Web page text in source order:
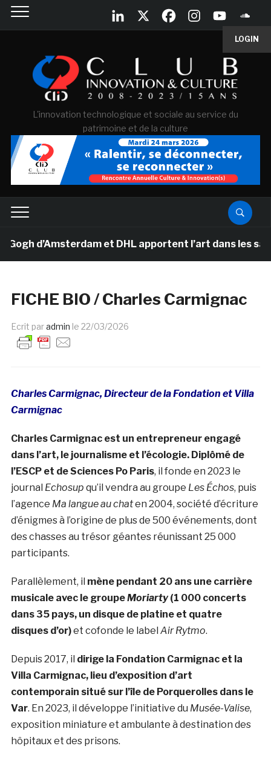
LOGIN
L'innovation technologique et sociale au service du
patrimoine et de la culture
d’Amsterdam et DHL apportent l’art dans les salles
FICHE BIO / Charles Carmignac
Ecrit paradmin le 22/03/2026
Charles Carmignac, Directeur de la Fondation et Villa
Carmignac
Charles Carmignac est un entrepreneur engagé
dans l’art, le journalisme et l’écologie. Diplômé de
l’ESCP et de Sciences Po Paris, il fonde en 2023 le
journal Echosup qu’il vendra au groupe Les Échos, puis
l’agence Ma langue au chaten 2004, société d’écriture
d’énigmes à l’origine de plus de 500 événements, dont
des chasses au trésor géantes réunissant 25 000
participants.
Parallèlement, il mène pendant 20 ans une carrière
musicale avec le groupeMoriarty(1 000 concerts
dans 35 pays, un disque de platine et quatre
disques d’or)et cofonde le label Air Rytmo.
Depuis 2017, il dirige la Fondation Carmignac et la
Villa Carmignac, lieu d’exposition d’art
contemporain situé sur l’île de Porquerolles dans le
Var. En 2023, il développe l’initiative du Musée-Valise,
exposition miniature et ambulante à destination des
hôpitaux et des prisons.